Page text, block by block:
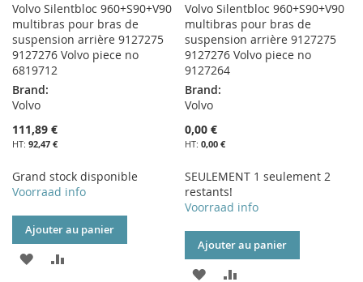
Volvo Silentbloc 960+S90+V90
multibras pour bras de
suspension arrière 9127275
9127276 Volvo piece no
6819712
Brand:
Volvo
111,89 €
92,47 €
Grand stock disponible
Voorraad info
Ajouter au panier
AJOUTER
Volvo Silentbloc 960+S90+V90
multibras pour bras de
suspension arrière 9127275
9127276 Volvo piece no
9127264
Brand:
Volvo
0,00 €
0,00 €
SEULEMENT 1 seulement 2
restants!
Voorraad info
Ajouter au panier
AJOUTER